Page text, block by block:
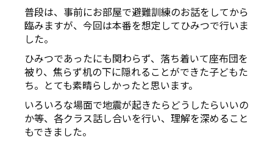
普段は、事前にお部屋で避難訓練のお話をしてから
臨みますが、今回は本番を想定してひみつで行いま
した。
ひみつであったにも関わらず、落ち着いて座布団を
被り、焦らず机の下に隠れることができた子どもた
ち。とても素晴らしかったと思います。
いろいろな場面で地震が起きたらどうしたらいいの
か等、各クラス話し合いを行い、理解を深めること
もできました。